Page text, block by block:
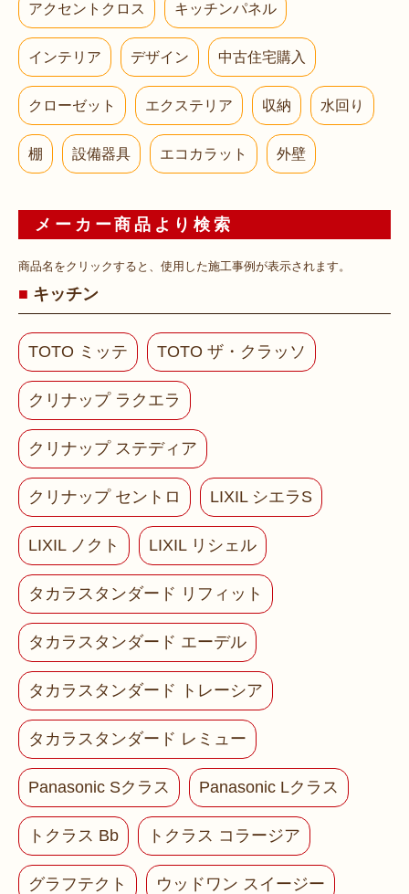
アクセントクロス キッチンパネル
インテリア デザイン 中古住宅購入
クローゼット エクステリア 収納 水回り
棚 設備器具 エコカラット 外壁
メーカー商品より検索
商品名をクリックすると、使用した施工事例が表示されます。
キッチン
TOTO ミッテ TOTO ザ・クラッソ
クリナップ ラクエラ
クリナップ ステディア
クリナップ セントロ LIXIL シエラS
LIXIL ノクト LIXIL リシェル
タカラスタンダード リフィット
タカラスタンダード エーデル
タカラスタンダード トレーシア
タカラスタンダード レミュー
Panasonic Sクラス Panasonic Lクラス
トクラス Bb トクラス コラージア
グラフテクト ウッドワン スイージー